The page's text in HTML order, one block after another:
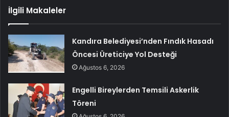
İlgili Makaleler
Kandıra Belediyesi’nden Fındık Hasadı
Öncesi Üreticiye Yol Desteği
Ağustos 6, 2026
Engelli Bireylerden Temsili Askerlik
Töreni